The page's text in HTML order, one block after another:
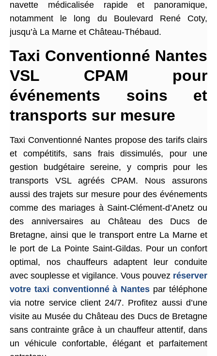
navette médicalisée rapide et panoramique,
notamment le long du Boulevard René Coty,
jusqu’à La Marne et Château-Thébaud.
Taxi Conventionné Nantes
VSL CPAM pour
événements soins et
transports sur mesure
Taxi Conventionné Nantes propose des tarifs clairs
et compétitifs, sans frais dissimulés, pour une
gestion budgétaire sereine, y compris pour les
transports VSL agréés CPAM. Nous assurons
aussi des trajets sur mesure pour des événements
comme des mariages à Saint-Clément-d’Anetz ou
des anniversaires au Château des Ducs de
Bretagne, ainsi que le transport entre La Marne et
le port de La Pointe Saint-Gildas. Pour un confort
optimal, nos chauffeurs adaptent leur conduite
avec souplesse et vigilance. Vous pouvez réserver
votre taxi conventionné à Nantes par téléphone
via notre service client 24/7. Profitez aussi d’une
visite au Musée du Château des Ducs de Bretagne
sans contrainte grâce à un chauffeur attentif, dans
un véhicule confortable, élégant et parfaitement